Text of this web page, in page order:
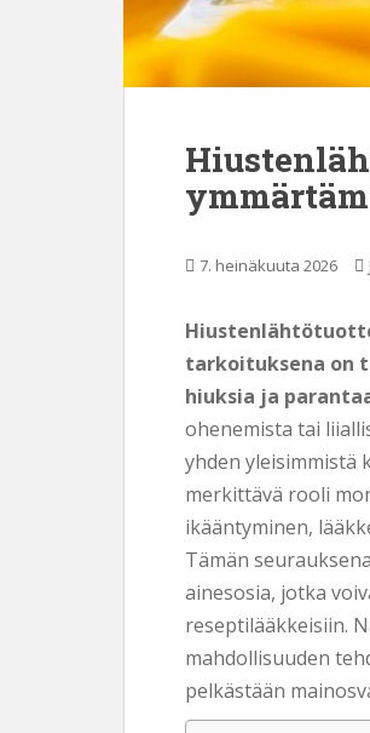
7. heinäkuuta 2026
tarkoituksena on
hiuksia ja
ohenemista tai
yhden yleisimmistä
merkittävä rooli
ikääntyminen,
Tämän
ainesosia, jotka
reseptilääkkeisiin.
mahdollisuuden
pelkästään